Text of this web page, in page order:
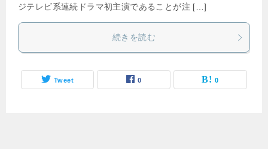
ジテレビ系連続ドラマ初主演であることが注 […]
続きを読む
Tweet 0 0